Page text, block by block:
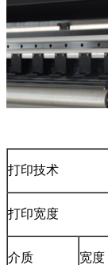
打印技术
打印宽度
介质 宽度